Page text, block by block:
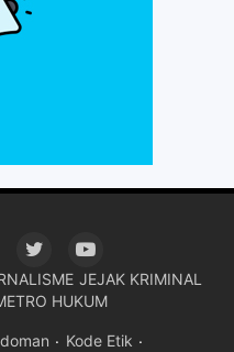
JEJAK KRIMINAL
HUKUM
Kode Etik